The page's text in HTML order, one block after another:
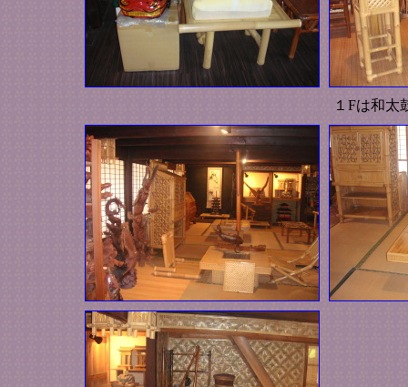
１Fは和太